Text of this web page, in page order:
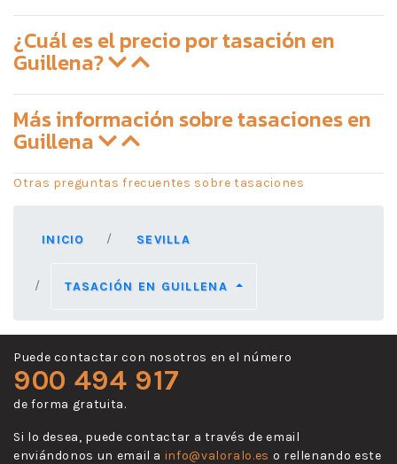
¿Cuál es el precio por tasación en
Guillena?
Más información sobre tasaciones en
Guillena
Otras preguntas frecuentes sobre tasaciones
INICIO SEVILLA
TASACIÓN EN GUILLENA
Puede contactar con nosotros en el número
900 494 917
de forma gratuita.
Si lo desea, puede contactar a través de email
enviándonos un email a info@valoralo.es o rellenando este